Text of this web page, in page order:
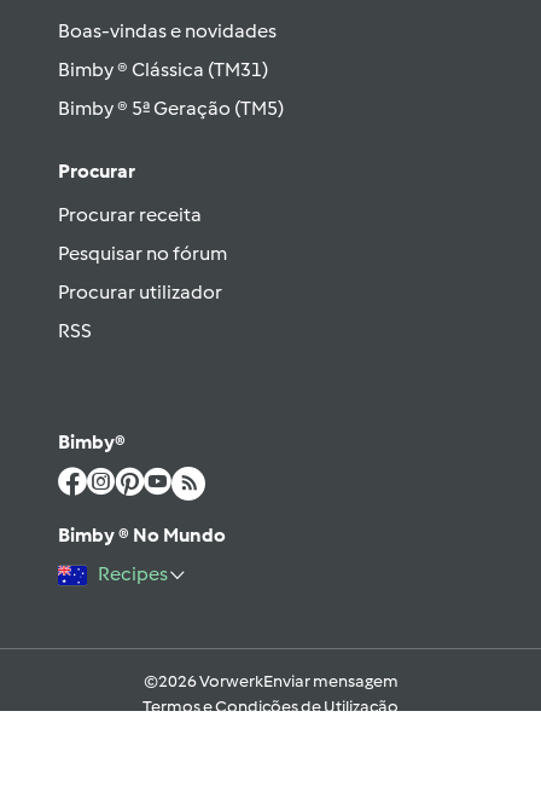
Boas-vindas e novidades
Bimby ® Clássica (TM31)
Bimby ® 5ª Geração (TM5)
Procurar
Procurar receita
Pesquisar no fórum
Procurar utilizador
RSS
Bimby®
Bimby ® No Mundo
Recipes
©2026 VorwerkEnviar mensagem
Termos e Condições de Utilização